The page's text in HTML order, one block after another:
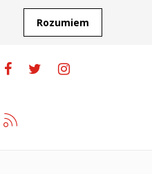
Rozumiem